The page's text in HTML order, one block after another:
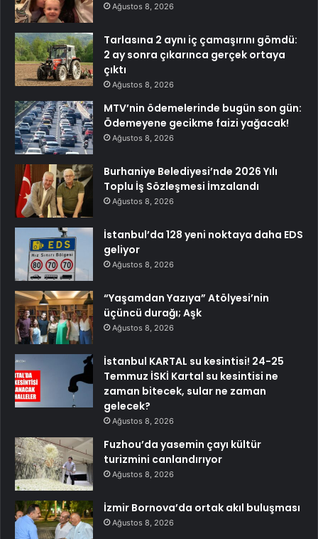
Ağustos 8, 2026
Tarlasına 2 aynı iç çamaşırını gömdü:
2 ay sonra çıkarınca gerçek ortaya
çıktı
Ağustos 8, 2026
MTV’nin ödemelerinde bugün son gün:
Ödemeyene gecikme faizi yağacak!
Ağustos 8, 2026
Burhaniye Belediyesi’nde 2026 Yılı
Toplu İş Sözleşmesi İmzalandı
Ağustos 8, 2026
İstanbul’da 128 yeni noktaya daha EDS
geliyor
Ağustos 8, 2026
“Yaşamdan Yazıya” Atölyesi’nin
üçüncü durağı; Aşk
Ağustos 8, 2026
İstanbul KARTAL su kesintisi! 24-25
Temmuz İSKİ Kartal su kesintisi ne
zaman bitecek, sular ne zaman
gelecek?
Ağustos 8, 2026
Fuzhou’da yasemin çayı kültür
turizmini canlandırıyor
Ağustos 8, 2026
İzmir Bornova’da ortak akıl buluşması
Ağustos 8, 2026